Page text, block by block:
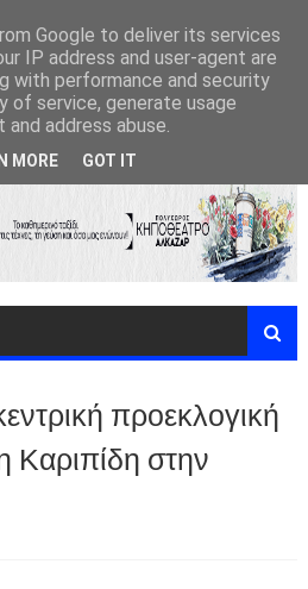
προεκλογική
Καριπίδη στην
Google to deliver its services
IP address and user-agent are
with performance and security
of service, generate usage
address abuse.
MORE GOT IT